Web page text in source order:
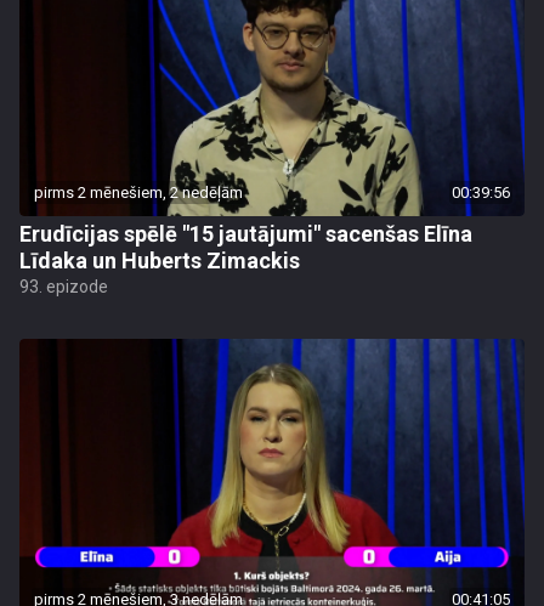
pirms 2 mēnešiem, 2 nedēļām 00:39:56
Erudīcijas spēlē "15 jautājumi" sacenšas Elīna
Līdaka un Huberts Zimackis
93. epizode
pirms 2 mēnešiem, 3 nedēļām 00:41:05